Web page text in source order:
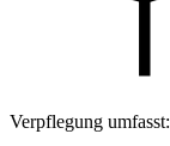
Verpflegung umfasst: